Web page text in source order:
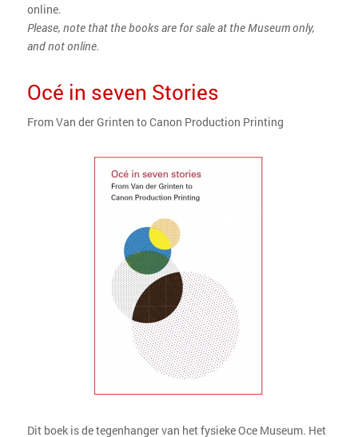
online.
Please, note that the books are for sale at the Museum only,
and not online.
Océ in seven Stories
From Van der Grinten to Canon Production Printing
Dit boek is de tegenhanger van het fysieke Oce Museum. Het